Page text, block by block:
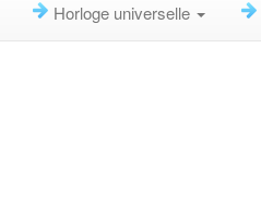
Horloge universelle